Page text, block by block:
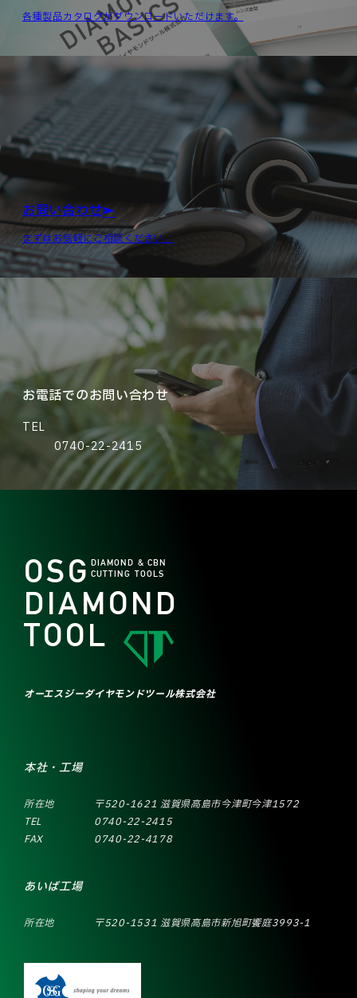
各種製品カタログがダウンロードいただけます。
お問い合わせ
まずはお気軽にご相談ください。
お電話でのお問い合わせ
TEL
0740-22-2415
OSG
DIAMOND
TOOL
DIAMOND & CBN
CUTTING TOOLS
オーエスジーダイヤモンドツール株式会社
本社・工場
所在地
〒520-1621 滋賀県高島市今津町今津1572
TEL
0740-22-2415
FAX
0740-22-4178
あいば工場
所在地 〒520-1531 滋賀県高島市新旭町饗庭3993-1